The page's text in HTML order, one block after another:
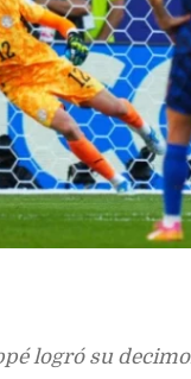
logró su